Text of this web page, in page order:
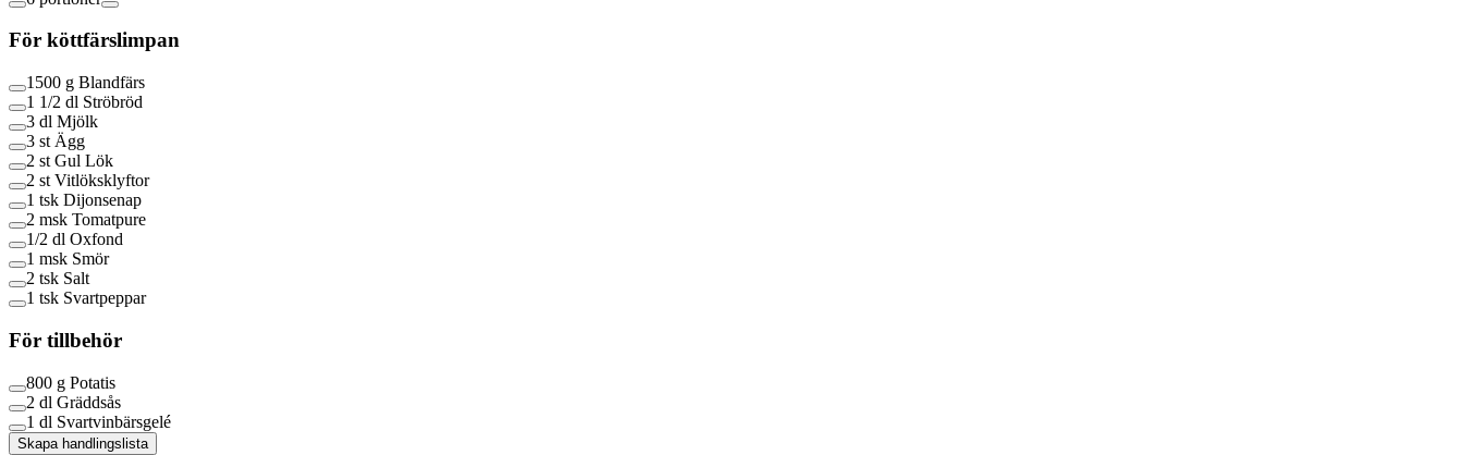
För köttfärslimpan
1500 g Blandfärs
1 1/2 dl Ströbröd
3 dl Mjölk
3 st Ägg
2 st Gul Lök
2 st Vitlöksklyftor
1 tsk Dijonsenap
2 msk Tomatpure
1/2 dl Oxfond
1 msk Smör
2 tsk Salt
1 tsk Svartpeppar
För tillbehör
800 g Potatis
2 dl Gräddsås
1 dl Svartvinbärsgelé
Skapa handlingslista